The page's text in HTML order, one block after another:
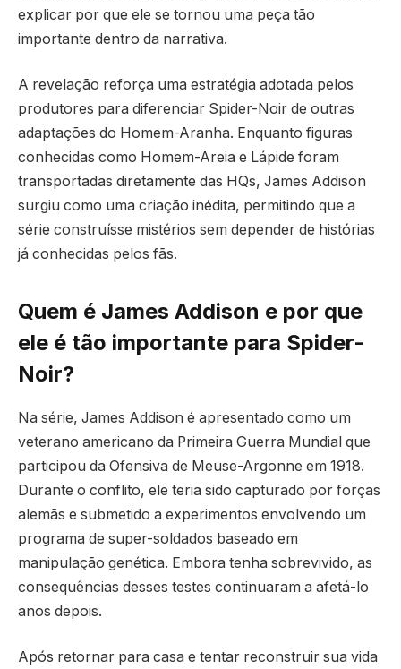
explicar por que ele se tornou uma peça tão
importante dentro da narrativa.
A revelação reforça uma estratégia adotada pelos
produtores para diferenciar Spider-Noir de outras
adaptações do Homem-Aranha. Enquanto figuras
conhecidas como Homem-Areia e Lápide foram
transportadas diretamente das HQs, James Addison
surgiu como uma criação inédita, permitindo que a
série construísse mistérios sem depender de histórias
já conhecidas pelos fãs.
Quem é James Addison e por que
ele é tão importante para Spider-
Noir?
Na série, James Addison é apresentado como um
veterano americano da Primeira Guerra Mundial que
participou da Ofensiva de Meuse-Argonne em 1918.
Durante o conflito, ele teria sido capturado por forças
alemãs e submetido a experimentos envolvendo um
programa de super-soldados baseado em
manipulação genética. Embora tenha sobrevivido, as
consequências desses testes continuaram a afetá-lo
anos depois.
Após retornar para casa e tentar reconstruir sua vida